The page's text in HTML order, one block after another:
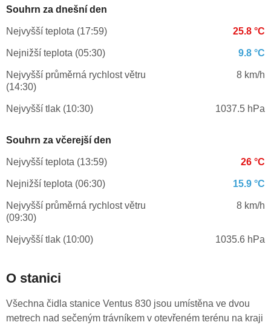
Souhrn za dnešní den
Nejvyšší teplota (17:59) 25.8 °C
Nejnižší teplota (05:30) 9.8 °C
Nejvyšší průměrná rychlost větru
(14:30)
8 km/h
Nejvyšší tlak (10:30) 1037.5 hPa
Souhrn za včerejší den
Nejvyšší teplota (13:59) 26 °C
Nejnižší teplota (06:30) 15.9 °C
Nejvyšší průměrná rychlost větru
(09:30)
8 km/h
Nejvyšší tlak (10:00) 1035.6 hPa
O stanici
Všechna čidla stanice Ventus 830 jsou umístěna ve dvou
metrech nad sečeným trávníkem v otevřeném terénu na kraji